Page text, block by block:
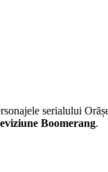
serialului
Boomerang.